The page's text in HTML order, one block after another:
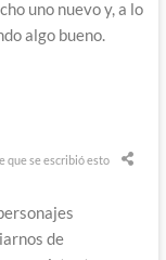
uno nuevo y, a lo
algo bueno.
que se escribió esto
de